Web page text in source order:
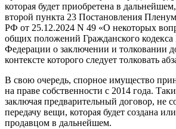
которая будет приобретена в
второй пункта 23 Постановления
РФ от 25.12.2024 N 49 «О некоторых
общих положений Гражданского кодекса
Федерации о заключении и толковании
контексте которого следует толковать
В свою очередь, спорное имущество
на праве собственности с 2014 года.
заключая предварительный договор, не
передачу вещи, которая будет создана
продавцом в дальнейшем.